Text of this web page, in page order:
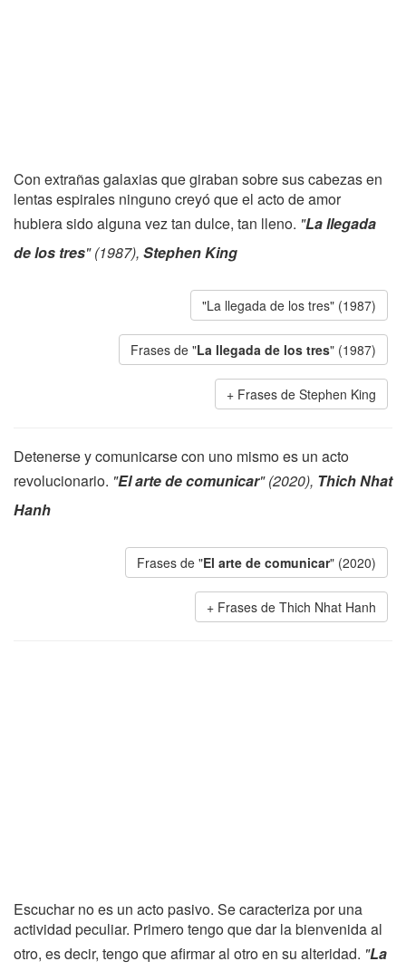
Con extrañas galaxias que giraban sobre sus cabezas en
lentas espirales ninguno creyó que el acto de amor
hubiera sido alguna vez tan dulce, tan lleno. "La llegada
de los tres" (1987), Stephen King
"La llegada de los tres" (1987)
Frases de "La llegada de los tres" (1987)
Frases de Stephen King
Detenerse y comunicarse con uno mismo es un acto
revolucionario. "El arte de comunicar" (2020), Thich Nhat
Hanh
Frases de "El arte de comunicar" (2020)
Frases de Thich Nhat Hanh
Escuchar no es un acto pasivo. Se caracteriza por una
actividad peculiar. Primero tengo que dar la bienvenida al
otro, es decir, tengo que afirmar al otro en su alteridad. "La